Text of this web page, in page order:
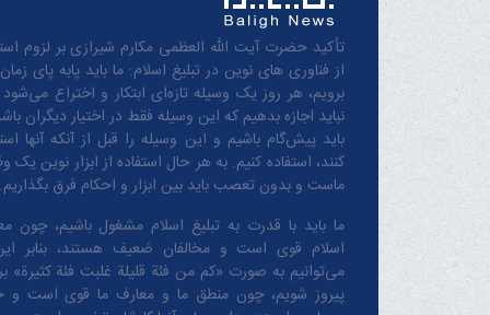
تأکید حضرت آیت الله العظمی مکارم شیرازی بر لزوم
از فناوری های نوین در تبلیغ اسلام: ما باید پابه پای
برویم، هر روز یک وسیله تازه‌ای ابتکار و اختراع
نباید اجازه بدهیم که این وسیله فقط در اختیار دیگران
باید پیش‌گام باشیم و این وسیله را قبل از آنکه آنها
کنند، استفاده کنیم. به هر حال استفاده از ابزار نوین یک
ماست و بدون تعصب باید بین ابزار و احکام فرق بگذاریم.
ما باید با قدرت به تبلیغ اسلام مشغول باشیم، چون
اسلام قوی است و مخالفان ضعیف هستند، بنابر
می‌توانیم به صورت «کم من فئة قلیلة غلبت فئة کثیرة» بر
پیروز شویم، چون منطق‌ ما و معارف ‌ما قوی است و